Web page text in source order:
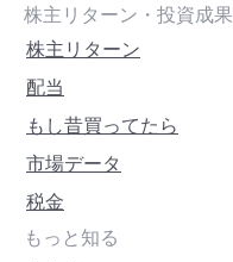
株主リターン・投資成果
株主リターン
配当
もし昔買ってたら
市場データ
税金
もっと知る